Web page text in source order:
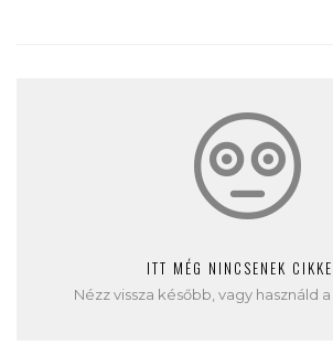
ITT MÉG NINCSENEK
Nézz vissza később, vagy használd a